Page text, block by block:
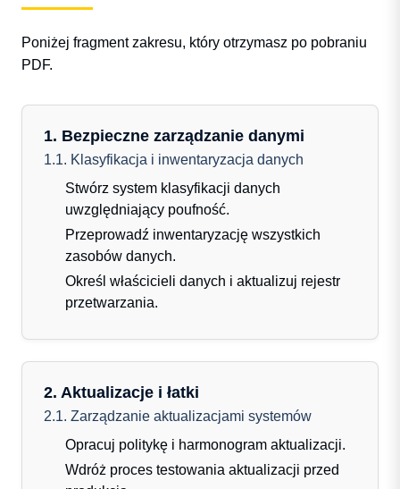
Poniżej fragment zakresu, który otrzymasz po pobraniu
PDF.
1. Bezpieczne zarządzanie danymi
1.1. Klasyfikacja i inwentaryzacja danych
Stwórz system klasyfikacji danych
uwzględniający poufność.
Przeprowadź inwentaryzację wszystkich
zasobów danych.
Określ właścicieli danych i aktualizuj rejestr
przetwarzania.
2. Aktualizacje i łatki
2.1. Zarządzanie aktualizacjami systemów
Opracuj politykę i harmonogram aktualizacji.
Wdróż proces testowania aktualizacji przed